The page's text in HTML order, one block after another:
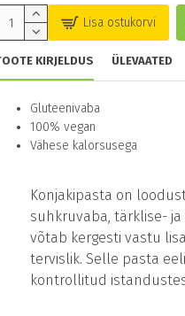
Lisa ostukorvi
KIRJELDUS ÜLEVAATED
Gluteenivaba
100% vegan
Vähese kalorsusega
Konjakipasta on
suhkruvaba, tärklise-
võtab kergesti vastu
tervislik. Selle pasta
kontrollitud